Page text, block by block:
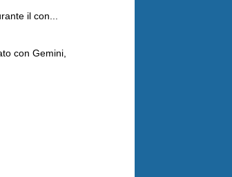
il con...
con Gemini,